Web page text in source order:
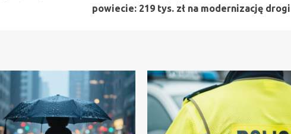
powiecie: 219 tys. zł na modernizację drogi